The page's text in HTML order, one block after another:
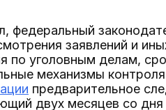
федеральный
заявлений и
по уголовным делам,
механизмы
предварительное
двух месяцев со